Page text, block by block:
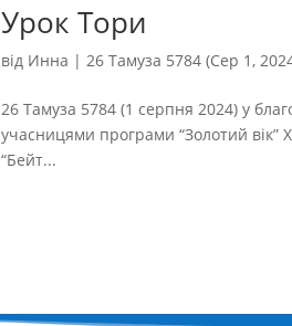
Урок Тори
від Инна |26 Тамуза 5784 (Сер 1,
26 Тамуза 5784 (1 серпня 2024) у
учасницями програми “Золотий вік”
“Бейт...